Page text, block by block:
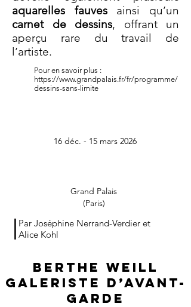
aquarelles fauves ainsi qu’un
carnet de dessins, offrant un
aperçu rare du travail de
l’artiste.
Pour en savoir plus :
https://www.grandpalais.fr/fr/programme/
dessins-sans-limite
16 déc. - 15 mars 2026
Grand Palais
(Paris)
Par Joséphine Nerrand-Verdier et
Alice Kohl
Berthe Weill
Galeriste d’avant-
garde